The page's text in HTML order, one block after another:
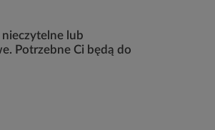
lub
Potrzebne Ci będą do